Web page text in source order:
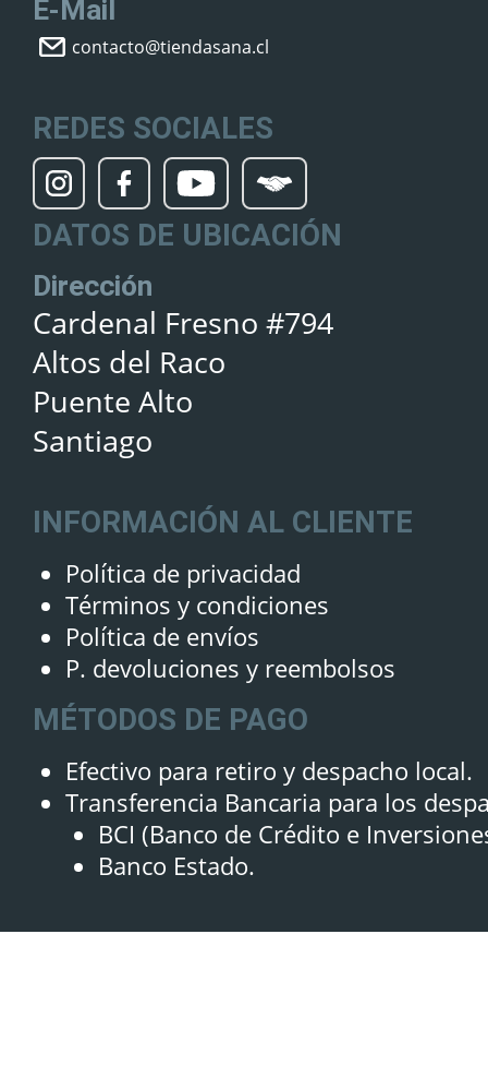
E-Mail
contacto@tiendasana.cl
REDES SOCIALES
DATOS DE UBICACIÓN
Dirección
Cardenal Fresno #794
Altos del Raco
Puente Alto
Santiago
INFORMACIÓN AL CLIENTE
Política de privacidad
Términos y condiciones
Política de envíos
P. devoluciones y reembolsos
MÉTODOS DE PAGO
Efectivo para retiro y despacho local.
Transferencia Bancaria para los
BCI (Banco de Crédito e
Banco Estado.